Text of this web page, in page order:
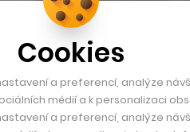
když se jí ptá na to, jak
až po okruh rodiny a
Cookies
a preferencí, analýze
médií a k personalizaci
a preferencí, analýze